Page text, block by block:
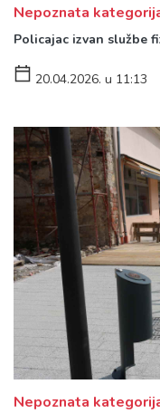
Nepoznata
Policajac izvan službe
20.04.2026. u 11:13
Nepoznata